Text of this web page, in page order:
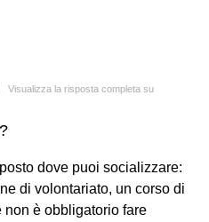
Visualizza la risposta completa su
dove puoi socializzare:
di volontariato, un corso di
non è obbligatorio fare